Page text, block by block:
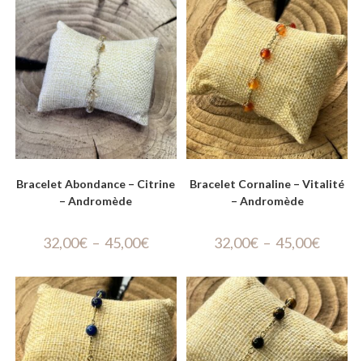
Bracelet Abondance – Citrine
– Andromède
32,00€ – 45,00€
Bracelet Cornaline – Vitalité
– Andromède
32,00€ – 45,00€